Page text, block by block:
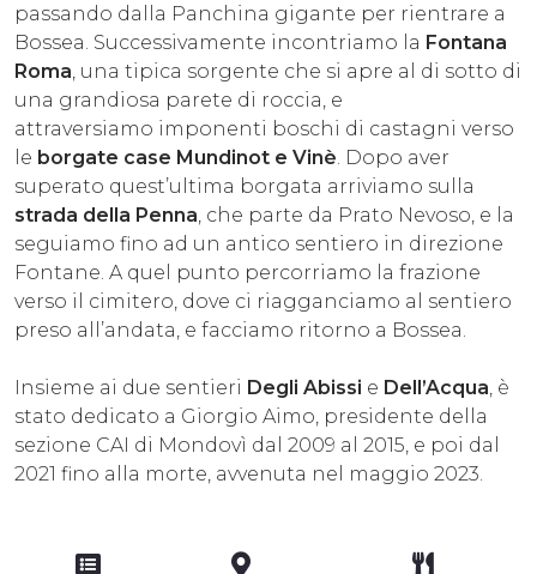
passando dalla Panchina gigante per rientrare a
Bossea. Successivamente incontriamo la Fontana
Roma , una tipica sorgente che si apre al di sotto di
una grandiosa parete di roccia, e
attraversiamo imponenti boschi di castagni verso
le borgate case Mundinot e Vinè . Dopo aver
superato quest’ultima borgata arriviamo sulla
strada della Penna , che parte da Prato Nevoso, e la
seguiamo fino ad un antico sentiero in direzione
Fontane. A quel punto percorriamo la frazione
verso il cimitero, dove ci riagganciamo al sentiero
preso all’andata, e facciamo ritorno a Bossea.
Insieme ai due sentieri Degli Abissi e Dell’Acqua , è
stato dedicato a Giorgio Aimo, presidente della
sezione CAI di Mondovì dal 2009 al 2015, e poi dal
2021 fino alla morte, avvenuta nel maggio 2023.